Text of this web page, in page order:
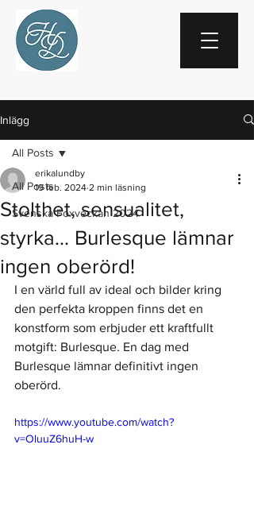
Inlägg
All Posts
Svenska Foxveckan 2024
All Posts
Stolthet, sensualitet,
styrka... Burlesque lämnar
ingen oberörd!
erikalundby
19 feb. 2024 2 min läsning
I en värld full av ideal och bilder kring
den perfekta kroppen finns det en
konstform som erbjuder ett kraftfullt
motgift: Burlesque. En dag med
Burlesque lämnar definitivt ingen
oberörd.
https://www.youtube.com/watch?
v=OluuZ6huH-w